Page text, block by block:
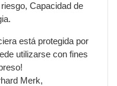
Capacidad de
está protegida por
utilizarse con fines
Merk,